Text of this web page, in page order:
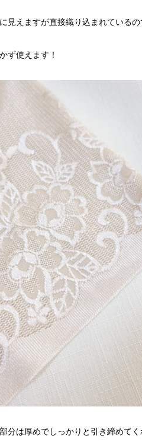
見えますが直接織り込まれているの
ず使えます！
分は厚めでしっかりと引き締めて